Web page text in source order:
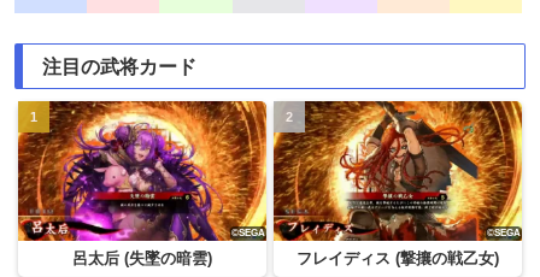
注目の武将カード
呂太后 (失墜の暗雲) フレイディス (撃攘の戦乙女)